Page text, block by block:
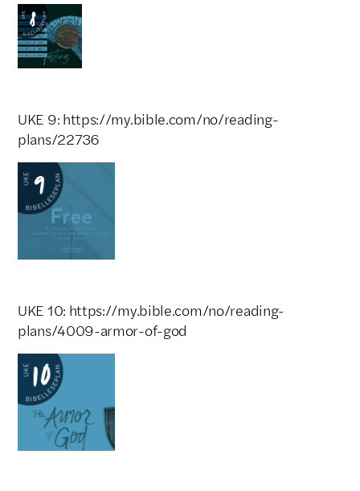
UKE 9: https://my.bible.com/no/reading-
plans/22736
UKE 10: https://my.bible.com/no/reading-
plans/4009-armor-of-god